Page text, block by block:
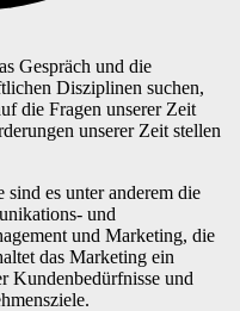
Gespräch und die
Disziplinen suchen,
die Fragen unserer Zeit
unserer Zeit stellen
es unter anderem die
und
und Marketing, die
das Marketing ein
Kundenbedürfnisse und